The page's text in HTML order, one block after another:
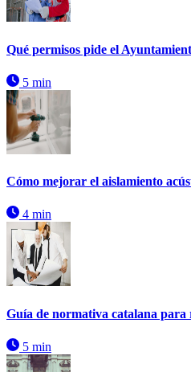
Qué permisos pide el
5 min
Cómo mejorar el aislamiento
4 min
Guía de normativa catalana para
5 min